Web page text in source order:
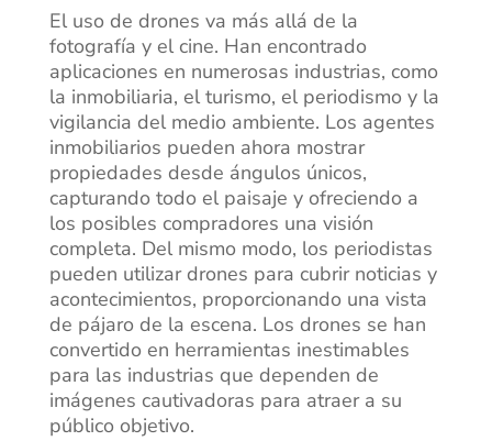
El uso de drones va más allá de la
fotografía y el cine. Han encontrado
aplicaciones en numerosas industrias, como
la inmobiliaria, el turismo, el periodismo y la
vigilancia del medio ambiente. Los agentes
inmobiliarios pueden ahora mostrar
propiedades desde ángulos únicos,
capturando todo el paisaje y ofreciendo a
los posibles compradores una visión
completa. Del mismo modo, los periodistas
pueden utilizar drones para cubrir noticias y
acontecimientos, proporcionando una vista
de pájaro de la escena. Los drones se han
convertido en herramientas inestimables
para las industrias que dependen de
imágenes cautivadoras para atraer a su
público objetivo.